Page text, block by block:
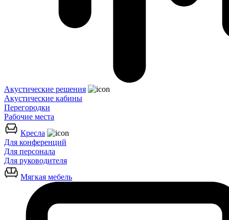
Акустические решения
Акустические кабины
Перегородки
Рабочие места
Кресла
Для конференций
Для персонала
Для руководителя
Мягкая мебель